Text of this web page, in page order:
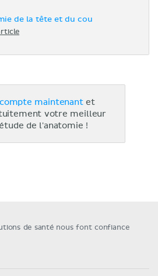
de la tête et du cou
maintenantet
votre meilleur
de l'anatomie !
de santé nous font confiance